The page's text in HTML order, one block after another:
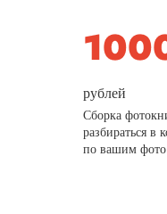
рублей
Сборка
разбираться в
по вашим фото